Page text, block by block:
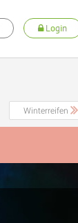
Login
Winterreifen